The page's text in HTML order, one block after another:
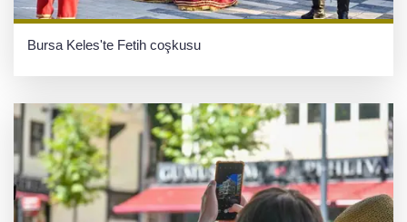
Bursa Keles'te Fetih coşkusu